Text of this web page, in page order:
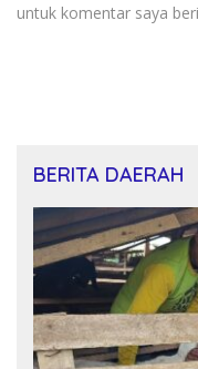
untuk komentar saya
BERITA DAERAH